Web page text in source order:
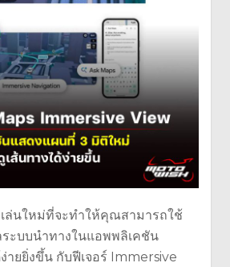
ล่นใหม่ที่จะทำให้คุณสามารถใช้
ะบบนำทางในแอพพลิเคชัน
ายยิ่งขึ้น กับฟีเจอร์ Immersive